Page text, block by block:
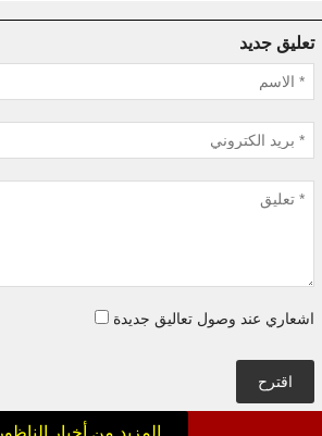
تعليق جديد
اشعاري عند وصول تعاليق جديدة
اقترح
المزيد من أخبار الناظور